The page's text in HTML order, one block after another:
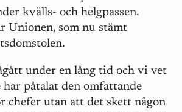
kvälls- och helgpassen.
Unionen, som nu stämt
under en lång tid och vi vet
har påtalat den omfattande
chefer utan att det skett någon